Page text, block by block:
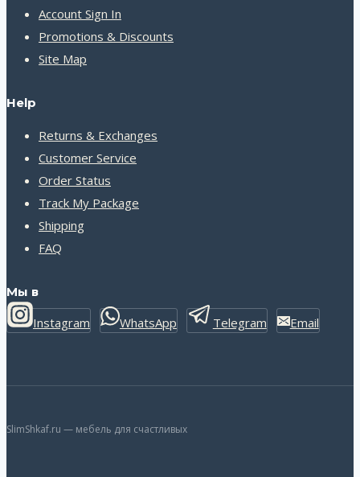
Account Sign In
Promotions & Discounts
Site Map
Help
Returns & Exchanges
Customer Service
Order Status
Track My Package
Shipping
FAQ
Мы в
Instagram WhatsApp Telegram Email
SlimShkaf.ru — мебель для счастливых